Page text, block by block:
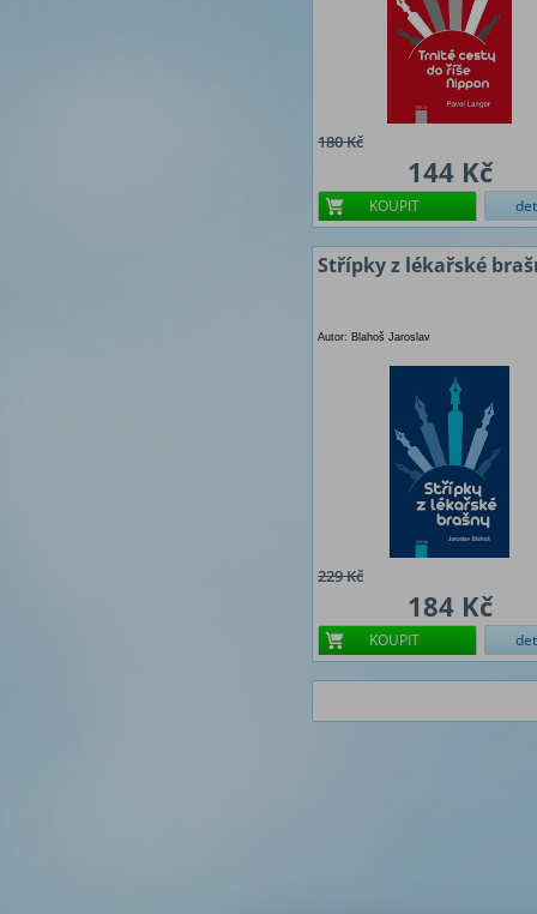
180 Kč
144 Kč
KOUPIT
Střípky z lékařské
Autor: Blahoš Jaroslav
229 Kč
184 Kč
KOUPIT